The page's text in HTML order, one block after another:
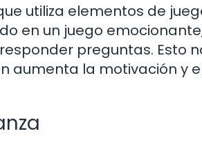
utiliza elementos de
en un juego
preguntas. Esto
aumenta la motivación y